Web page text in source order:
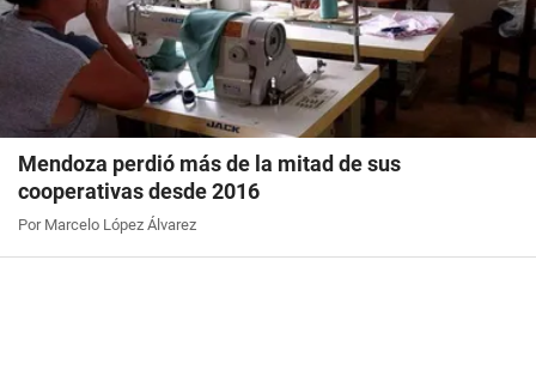
Mendoza perdió más de la mitad de sus
cooperativas desde 2016
Por Marcelo López Álvarez